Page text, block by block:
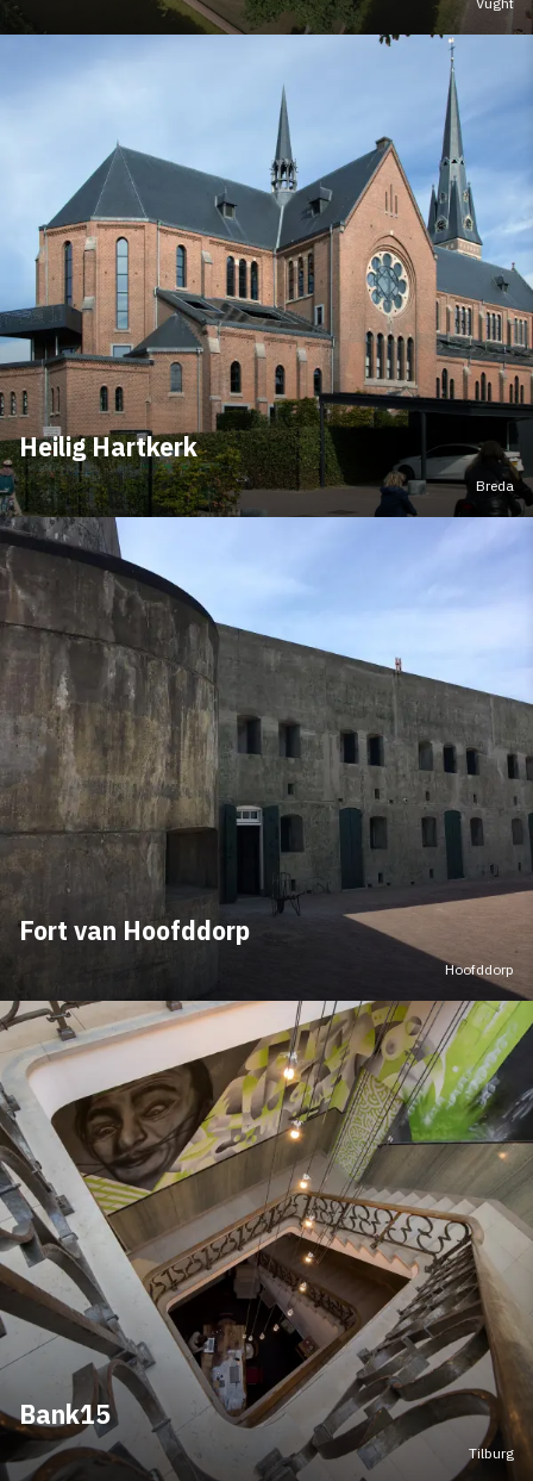
Heilig Hartkerk
Breda
Fort van Hoofddorp
Hoofddorp
Bank15
Tilburg